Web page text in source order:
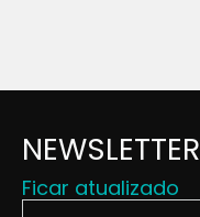
NEWSLETTER
Ficar atualizado